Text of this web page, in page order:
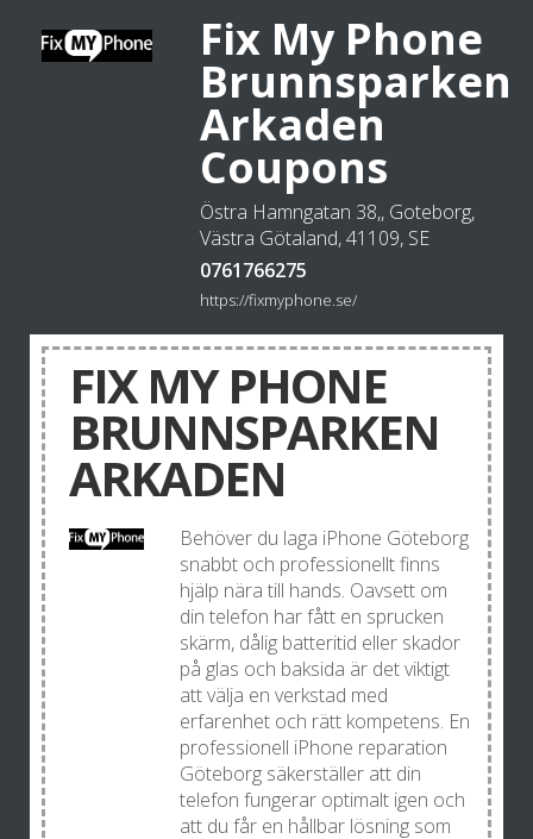
Fix My Phone
Brunnsparken
Arkaden
Coupons
Östra Hamngatan 38,, Goteborg,
Västra Götaland, 41109, SE
0761766275
https://fixmyphone.se/
FIX MY PHONE
BRUNNSPARKEN
ARKADEN
Behöver du laga iPhone Göteborg
snabbt och professionellt finns
hjälp nära till hands. Oavsett om
din telefon har fått en sprucken
skärm, dålig batteritid eller skador
på glas och baksida är det viktigt
att välja en verkstad med
erfarenhet och rätt kompetens. En
professionell iPhone reparation
Göteborg säkerställer att din
telefon fungerar optimalt igen och
att du får en hållbar lösning som